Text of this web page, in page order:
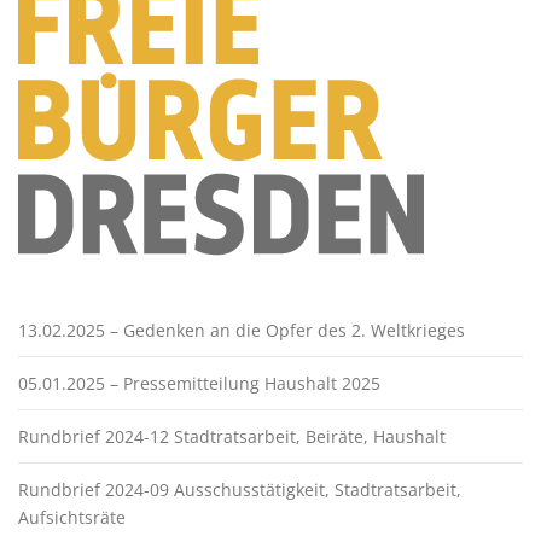
13.02.2025 – Gedenken an die Opfer des 2. Weltkrieges
05.01.2025 – Pressemitteilung Haushalt 2025
Rundbrief 2024-12 Stadtratsarbeit, Beiräte, Haushalt
Rundbrief 2024-09 Ausschusstätigkeit, Stadtratsarbeit,
Aufsichtsräte